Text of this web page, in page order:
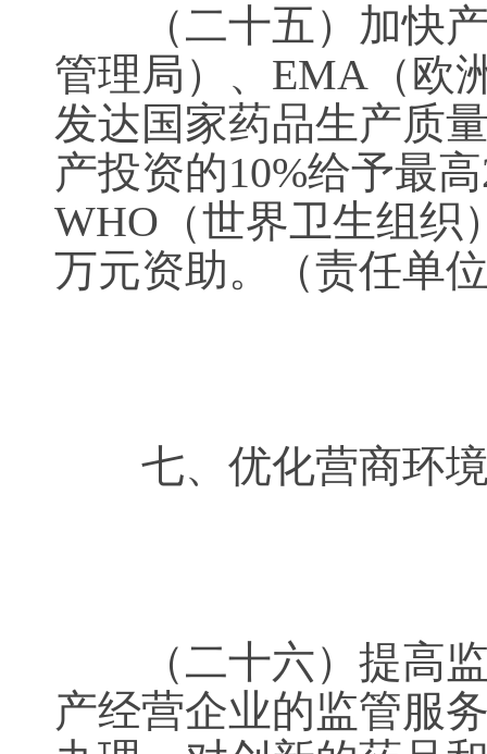
（二十五）加快产
管理局）、EMA（欧
发达国家药品生产质
产投资的10%给予最
WHO（世界卫生组织
万元资助。（责任单
七、优化营商
（二十六）提高监
产经营企业的监管服